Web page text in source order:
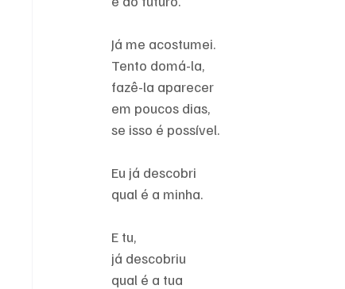
Já me acostumei.
Tento domá-la,
fazê-la aparecer
em poucos dias,
se isso é possível.
Eu já descobri
qual é a minha.
E tu,
já descobriu
qual é a tua